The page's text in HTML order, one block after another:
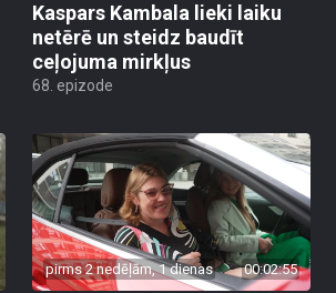
Kaspars Kambala lieki laiku
netērē un steidz baudīt
ceļojuma mirkļus
68. epizode
pirms 2 nedēļām, 1 dienas 00:02:55